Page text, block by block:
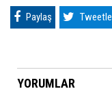
Paylaş Tweetle
YORUMLAR